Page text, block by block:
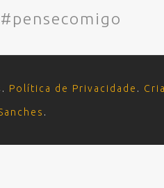
Política de Privacidade .
.